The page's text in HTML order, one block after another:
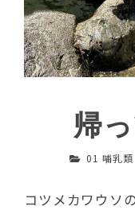
帰
01 哺乳類
コツメカワウソ